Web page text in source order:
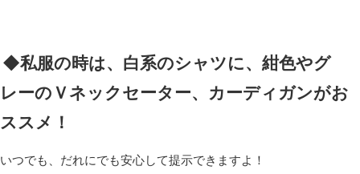
◆私服の時は、白系のシャツに、紺色やグ
レーのＶネックセーター、カーディガンがお
ススメ！
いつでも、だれにでも安心して提示できますよ！